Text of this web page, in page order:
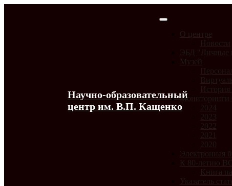
Научно-образовательный
центр им. В.П. Кащенко
О центре
Новости
ЭБД "Личные
Музей
История
2024
2023
2022
2021
2020
Электронная
К 80-летию
Книга
Указатель